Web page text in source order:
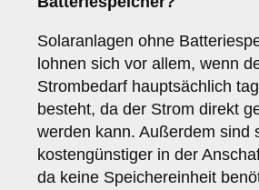
Solaranlagen ohne
lohnen sich vor allem, wenn
Strombedarf hauptsächlich
besteht, da der Strom direkt
werden kann. Außerdem sind
kostengünstiger in der
da keine Speichereinheit